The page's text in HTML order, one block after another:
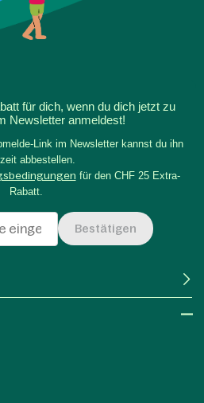
für dich, wenn du dich jetzt zu
Newsletter anmeldest!
Link im Newsletter kannst du ihn
abbestellen.
für den CHF 25 Extra-
Rabatt.
Bestätigen